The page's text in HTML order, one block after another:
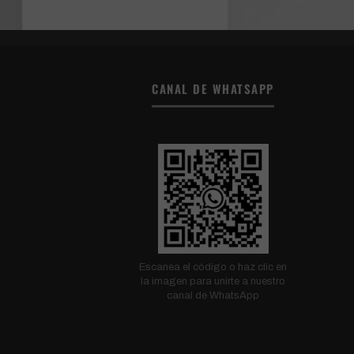
CANAL DE WHATSAPP
Escanea el código o haz clic en
la imagen para unirte a nuestro
canal de WhatsApp